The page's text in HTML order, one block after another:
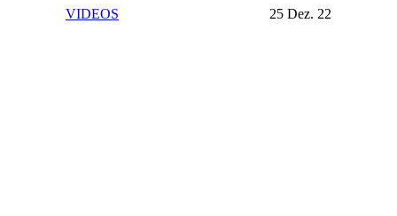
VIDEOS 25 Dez. 22